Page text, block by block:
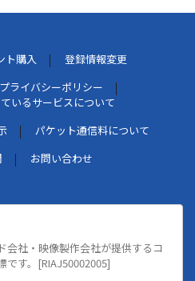
ト購入
登録情報変更
プライバシーポリシー
いるサービスについて
パケット通信料について
お問い合わせ
会社・映像製作会社が提供するコ
です。[RIAJ50002005]